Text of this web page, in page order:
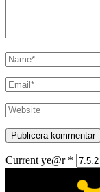
Current ye@r *